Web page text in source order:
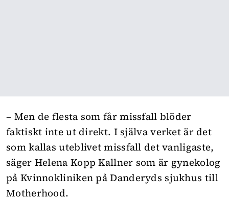
– Men de flesta som får missfall blöder
faktiskt inte ut direkt. I själva verket är det
som kallas uteblivet missfall det vanligaste,
säger Helena Kopp Kallner som är gynekolog
på Kvinnokliniken på Danderyds sjukhus till
Motherhood.